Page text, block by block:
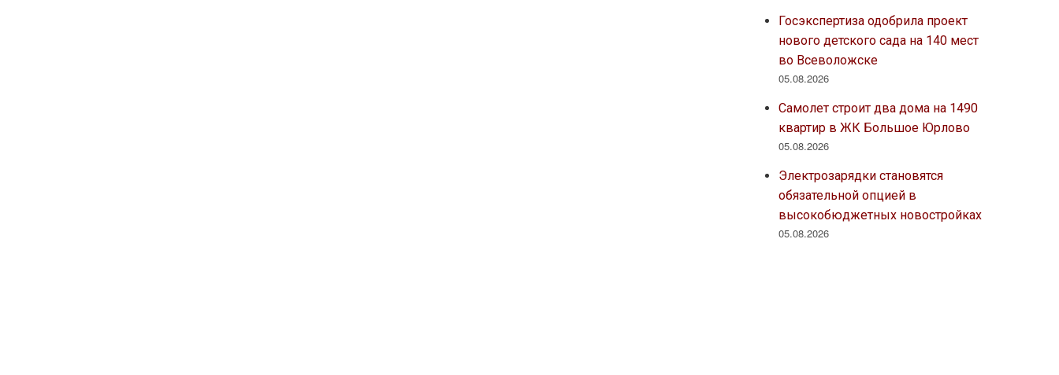
Госэкспертиза одобрила проект
нового детского сада на 140 мест
во Всеволожске
05.08.2026
Самолет строит два дома на 1490
квартир в ЖК Большое Юрлово
05.08.2026
Электрозарядки становятся
обязательной опцией в
высокобюджетных новостройках
05.08.2026